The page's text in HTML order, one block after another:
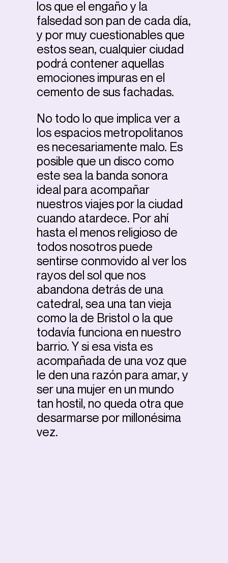
los que el engaño y la
falsedad son pan de cada día,
y por muy cuestionables que
estos sean, cualquier ciudad
podrá contener aquellas
emociones impuras en el
cemento de sus fachadas.
No todo lo que implica ver a
los espacios metropolitanos
es necesariamente malo. Es
posible que un disco como
este sea la banda sonora
ideal para acompañar
nuestros viajes por la ciudad
cuando atardece. Por ahí
hasta el menos religioso de
todos nosotros puede
sentirse conmovido al ver los
rayos del sol que nos
abandona detrás de una
catedral, sea una tan vieja
como la de Bristol o la que
todavía funciona en nuestro
barrio. Y si esa vista es
acompañada de una voz que
le den una razón para amar, y
ser una mujer en un mundo
tan hostil, no queda otra que
desarmarse por millonésima
vez.